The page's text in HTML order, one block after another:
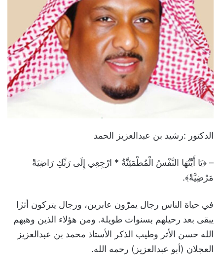
الدكتور :رشيد بن عبدالعزيز الحمد
– ﴿يَا أَيَّتُهَا النَّفْسُ الْمُطْمَئِنَّةُ * ارْجِعِي إِلَى رَبِّكِ رَاضِيَةً
مَرْضِيَّةً﴾.
في حياة الناس رجال يمرّون عابرين، ورجال يتركون أثرًا
يبقى بعد رحيلهم بسنوات طويلة. ومن هؤلاء الذين وهبهم
الله حسن الأثر وطيب الذكر الأستاذ محمد بن عبدالعزيز
العجلان (أبو عبدالعزيز) رحمه الله.